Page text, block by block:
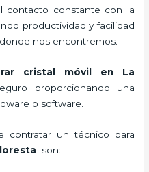
contacto constante con la
productividad y facilidad
nos encontremos.
cristal móvil en La
proporcionando una
o software.
contratar un técnico para
son: